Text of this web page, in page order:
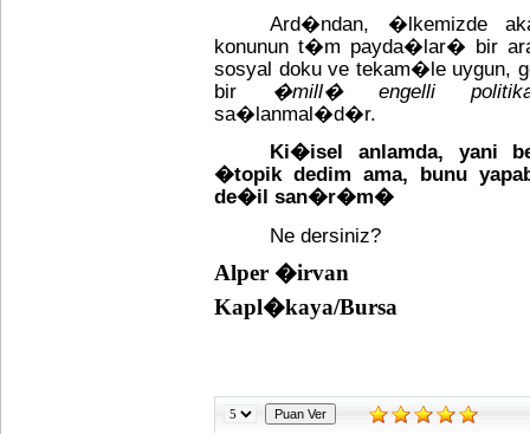
Ard�ndan, �lkemizde
konunun t�m payda�lar� bir
sosyal doku ve tekam�le
bir
�mill� engelli
sa�lanmal�d�r.
Ki�isel anlamda, yani
�topik dedim ama, bunu
de�il san�r�m�
Ne dersiniz?
Alper �irvan
Kapl�kaya/Bursa